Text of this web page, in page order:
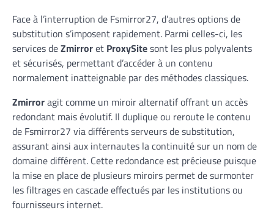
Face à l’interruption de Fsmirror27, d’autres options de
substitution s’imposent rapidement. Parmi celles-ci, les
services deZmirroret ProxySitesont les plus polyvalents
et sécurisés, permettant d’accéder à un contenu
normalement inatteignable par des méthodes classiques.
Zmirroragit comme un miroir alternatif offrant un accès
redondant mais évolutif. Il duplique ou reroute le contenu
de Fsmirror27 via différents serveurs de substitution,
assurant ainsi aux internautes la continuité sur un nom de
domaine différent. Cette redondance est précieuse puisque
la mise en place de plusieurs miroirs permet de surmonter
les filtrages en cascade effectués par les institutions ou
fournisseurs internet.